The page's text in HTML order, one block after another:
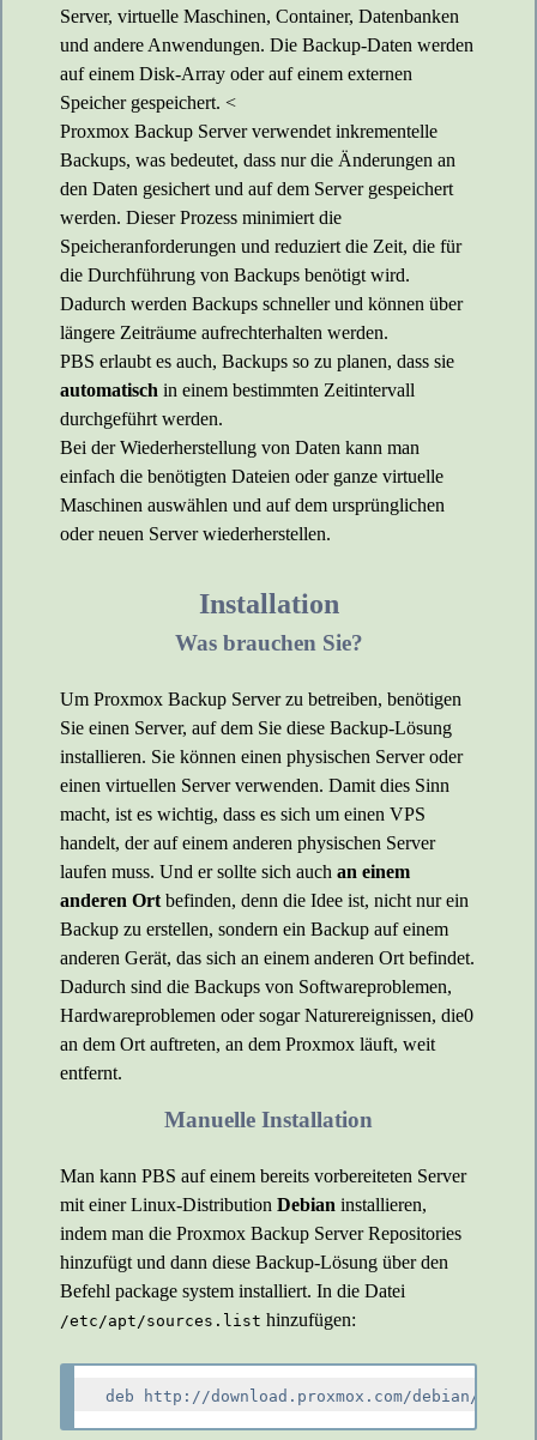
Server, virtuelle Maschinen, Container, Datenbanken
und andere Anwendungen. Die Backup-Daten werden
auf einem Disk-Array oder auf einem externen
Speicher gespeichert. <
Proxmox Backup Server verwendet inkrementelle
Backups, was bedeutet, dass nur die Änderungen an
den Daten gesichert und auf dem Server gespeichert
werden. Dieser Prozess minimiert die
Speicheranforderungen und reduziert die Zeit, die für
die Durchführung von Backups benötigt wird.
Dadurch werden Backups schneller und können über
längere Zeiträume aufrechterhalten werden.
PBS erlaubt es auch, Backups so zu planen, dass sie
automatisch in einem bestimmten Zeitintervall
durchgeführt werden.
Bei der Wiederherstellung von Daten kann man
einfach die benötigten Dateien oder ganze virtuelle
Maschinen auswählen und auf dem ursprünglichen
oder neuen Server wiederherstellen.
Installation
Was brauchen Sie?
Um Proxmox Backup Server zu betreiben, benötigen
Sie einen Server, auf dem Sie diese Backup-Lösung
installieren. Sie können einen physischen Server oder
einen virtuellen Server verwenden. Damit dies Sinn
macht, ist es wichtig, dass es sich um einen VPS
handelt, der auf einem anderen physischen Server
laufen muss. Und er sollte sich auch an einem
anderen Ort befinden, denn die Idee ist, nicht nur ein
Backup zu erstellen, sondern ein Backup auf einem
anderen Gerät, das sich an einem anderen Ort befindet.
Dadurch sind die Backups von Softwareproblemen,
Hardwareproblemen oder sogar Naturereignissen, die0
an dem Ort auftreten, an dem Proxmox läuft, weit
entfernt.
Manuelle Installation
Man kann PBS auf einem bereits vorbereiteten Server
mit einer Linux-Distribution Debian installieren,
indem man die Proxmox Backup Server Repositories
hinzufügt und dann diese Backup-Lösung über den
Befehl package system installiert. In die Datei
/etc/apt/sources.list hinzufügen: